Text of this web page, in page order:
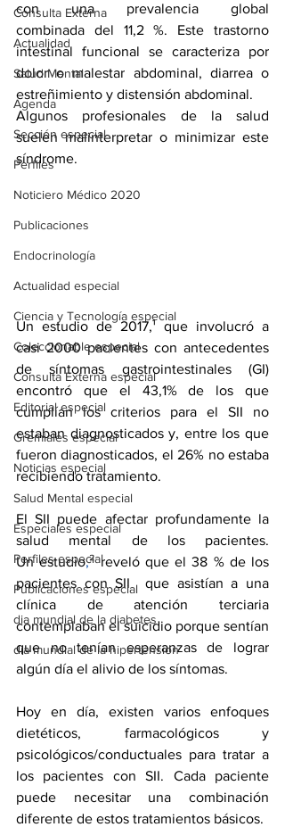
Consulta Externa
Actualidad
Salud Mental
Agenda
Sección especial
Perfiles
Noticiero Médico 2020
Publicaciones
Endocrinología
Actualidad especial
Ciencia y Tecnología especial
Coleccionable especial
Consulta Externa especial
Editorial especial
Gremiales especial
Noticias especial
Salud Mental especial
Especiales especial
Perfiles especial
Publicaciones especial
dia mundial de la diabetes
dia mundial de la hipertension
con una prevalencia global
combinada del 11,2 %. Este trastorno
intestinal funcional se caracteriza por
dolor o malestar abdominal, diarrea o
estreñimiento y distensión abdominal.
Algunos profesionales de la salud
suelen malinterpretar o minimizar este
síndrome.
Un estudio de 2017,¹ que involucró a
casi 2000 pacientes con antecedentes
de síntomas gastrointestinales (GI)
encontró que el 43,1% de los que
cumplían los criterios para el SII no
estaban diagnosticados y, entre los que
fueron diagnosticados, el 26% no estaba
recibiendo tratamiento.
El SII puede afectar profundamente la
salud mental de los pacientes.
Un estudio,² reveló que el 38 % de los
pacientes con SII  que asistían a una
clínica de atención terciaria
contemplaban el suicidio porque sentían
que no tenían esperanzas de lograr
algún día el alivio de los síntomas.
Hoy en día, existen varios enfoques
dietéticos, farmacológicos y
psicológicos/conductuales para tratar a
los pacientes con SII. Cada paciente
puede necesitar una combinación
diferente de estos tratamientos básicos.